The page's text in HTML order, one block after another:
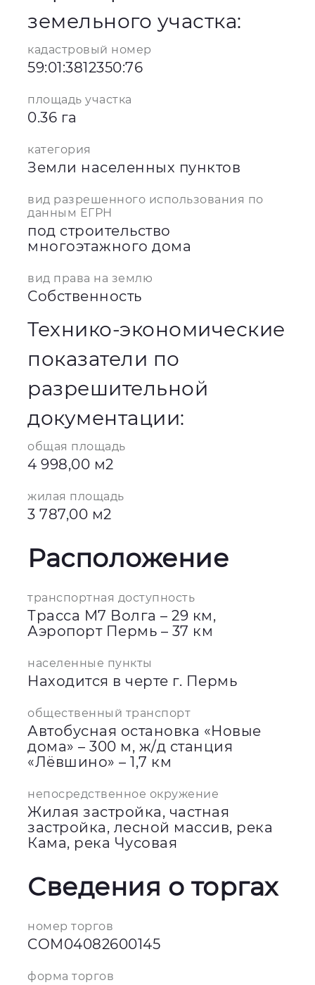
земельного участка:
кадастровый номер
59:01:3812350:76
площадь участка
0.36 га
категория
Земли населенных пунктов
вид разрешенного использования по
данным ЕГРН
под строительство
многоэтажного дома
вид права на землю
Собственность
Технико-экономические
показатели по
разрешительной
документации:
общая площадь
4 998,00 м2
жилая площадь
3 787,00 м2
Расположение
транспортная доступность
Трасса М7 Волга – 29 км,
Аэропорт Пермь – 37 км
населенные пункты
Находится в черте г. Пермь
общественный транспорт
Автобусная остановка «Новые
дома» – 300 м, ж/д станция
«Лёвшино» – 1,7 км
непосредственное окружение
Жилая застройка, частная
застройка, лесной массив, река
Кама, река Чусовая
Сведения о торгах
номер торгов
COM04082600145
форма торгов